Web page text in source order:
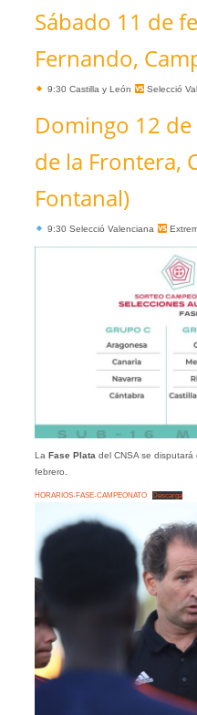
Sábado 11 de
Fernando,
9:30 Castilla y León Selecció
Domingo 12
de la Frontera,
Fontanal)
9:30 Selecció Valenciana
La Fase Plata del CNSA se disputará
febrero.
HORARIOS-FASE-CAMPEONATO Descarga